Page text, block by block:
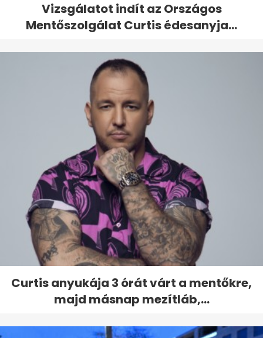
Vizsgálatot indít az Országos
Mentőszolgálat Curtis édesanyja...
Curtis anyukája 3 órát várt a mentőkre,
majd másnap mezítláb,...